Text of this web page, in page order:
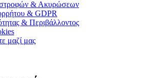
& Ακυρώσεων
& GDPR
& Περιβάλλοντος
μαζί μας